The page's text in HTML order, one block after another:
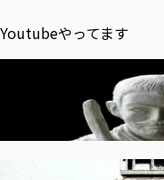
Youtubeやってます